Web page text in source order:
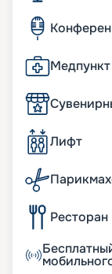
Медпункт
Лифт
Ресторан